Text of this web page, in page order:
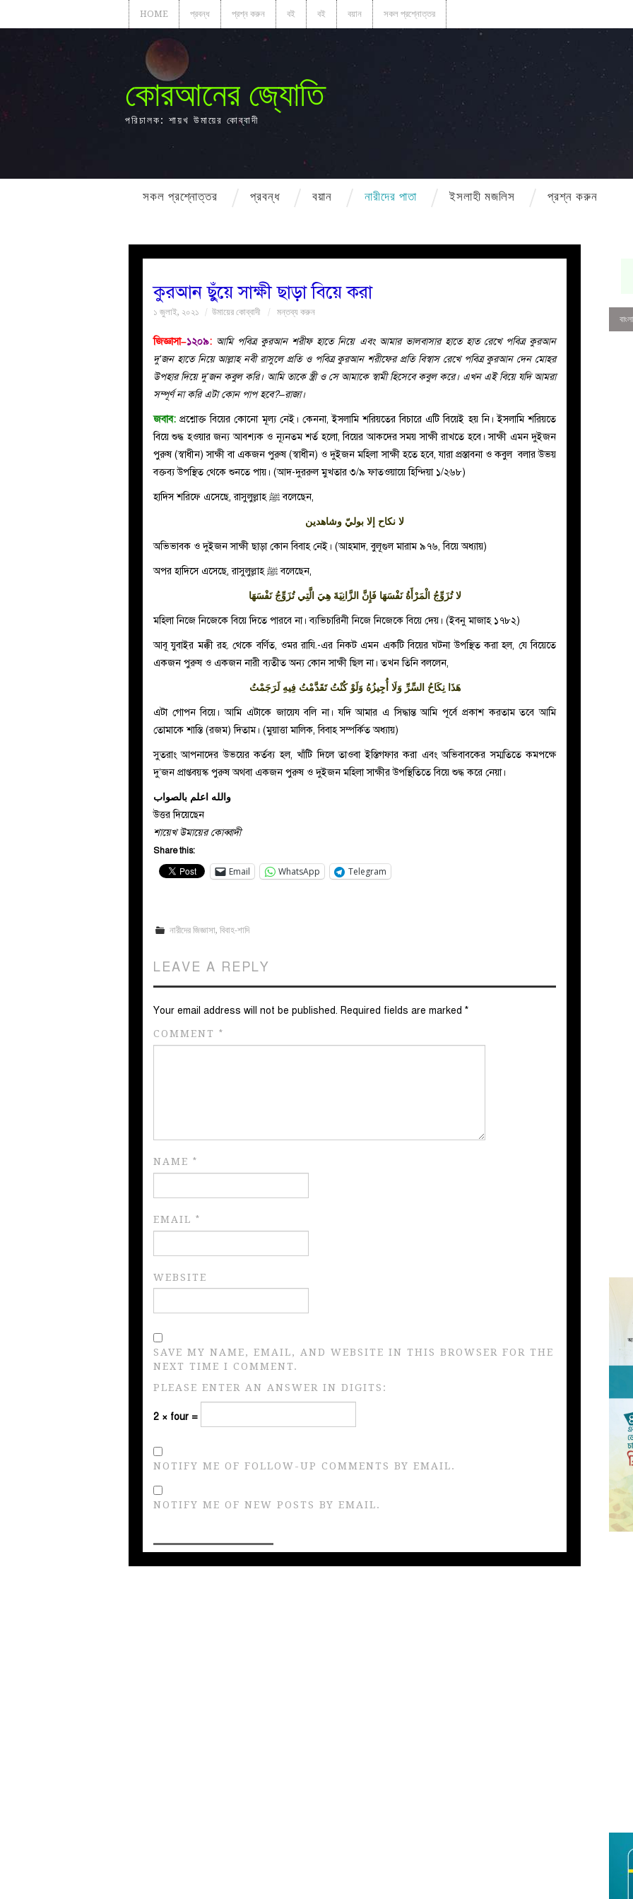
HOME প্রবন্ধ প্রশ্ন করুন বই বই বয়ান সকল প্রশ্নোত্তর
কোরআনের জ্যোতি
পরিচালক: শায়খ উমায়ের কোব্বাদী
সকল প্রশ্নোত্তর প্রবন্ধ বয়ান নারীদের পাতা ইসলাহী মজলিস প্রশ্ন করুন
কুরআন ছুঁয়ে সাক্ষী ছাড়া বিয়ে করা
১ জুলাই, ২০২১ উমায়ের কোব্বাদী মন্তব্য করুন
জিজ্ঞাসা–১২০৯: আমি পবিত্র কুরআন শরীফ হাতে নিয়ে এবং আমার ভালবাসার হাতে হাত রেখে পবিত্র কুরআন
দু’জন হাতে নিয়ে আল্লাহ নবী রাসুলে প্রতি ও পবিত্র কুরআন শরীফের প্রতি বিস্বাস রেখে পবিত্র কুরআন দেন মোহর
উপহার দিয়ে দু’জন কবুল করি। আমি তাকে স্ত্রী ও সে আমাকে স্বামী হিসেবে কবুল করে। এখন এই বিয়ে যদি আমরা
সম্পূর্ণ না করি এটা কোন পাপ হবে?–রাজা।
জবাব: প্রশ্নোক্ত বিয়ের কোনো মূল্য নেই। কেননা, ইসলামি শরিয়তের বিচারে এটি বিয়েই হয় নি। ইসলামি শরিয়তে
বিয়ে শুদ্ধ হওয়ার জন্য আবশ্যক ও ন্যূনতম শর্ত হলো, বিয়ের আকদের সময় সাক্ষী রাখতে হবে। সাক্ষী এমন দুইজন
পুরুষ (স্বাধীন) সাক্ষী বা একজন পুরুষ (স্বাধীন) ও দুইজন মহিলা সাক্ষী হতে হবে, যারা প্রস্তাবনা ও কবুল বলার উভয়
বক্তব্য উপস্থিত থেকে শুনতে পায়। (আদ-দুররুল মুখতার ৩/৯ ফাতওয়ায়ে হিন্দিয়া ১/২৬৮)
হাদিস শরিফে এসেছে, রাসুলুল্লাহ ﷺবলেছেন,
لا نكاح إلا بوليّ وشاهدين
অভিভাবক ও দুইজন সাক্ষী ছাড়া কোন বিবাহ নেই। (আহমাদ, বুলূগুল মারাম ৯৭৬, বিয়ে অধ্যায়)
অপর হাদিসে এসেছে, রাসুলুল্লাহ ﷺবলেছেন,
لا تُزَوِّجُ الْمَرْأَةُ نَفْسَهَا فَإِنَّ الزَّانِيَةَ هِيَ الَّتِي تُزَوِّجُ نَفْسَهَا
মহিলা নিজে নিজেকে বিয়ে দিতে পারবে না। ব্যভিচারিনী নিজে নিজেকে বিয়ে দেয়। (ইবনু মাজাহ ১৭৮২)
আবূ যুবাইর মক্কী রহ. থেকে বর্ণিত, ওমর রাযি.-এর নিকট এমন একটি বিয়ের ঘটনা উপস্থিত করা হল, যে বিয়েতে
একজন পুরুষ ও একজন নারী ব্যতীত অন্য কোন সাক্ষী ছিল না। তখন তিনি বললেন,
هَذَا نِكَاحُ السِّرِّ وَلَا أُجِيزُهُ وَلَوْ كُنْتُ تَقَدَّمْتُ فِيهِ لَرَجَمْتُ
এটা গোপন বিয়ে। আমি এটাকে জায়েয বলি না। যদি আমার এ সিদ্ধান্ত আমি পূর্বে প্রকাশ করতাম তবে আমি
তোমাকে শাস্তি (রজম) দিতাম। (মুয়াত্তা মালিক, বিবাহ সম্পর্কিত অধ্যায়)
সুতরাং আপনাদের উভয়ের কর্তব্য হল, খাঁটি দিলে তাওবা ইস্তিগফার করা এবং অভিবাবকের সম্মতিতে কমপক্ষে
দু’জন প্রাপ্তবয়স্ক পুরুষ অথবা একজন পুরুষ ও দুইজন মহিলা সাক্ষীর উপস্থিতিতে বিয়ে শুদ্ধ করে নেয়া।
والله اعلم بالصواب
উত্তর দিয়েছেন
শায়েখ উমায়ের কোব্বাদী
Share this:
Email WhatsApp Telegram
নারীদের জিজ্ঞাসা,বিবাহ-শাদি
LEAVE A REPLY
Your email address will not be published. Required fields are marked *
COMMENT *
NAME *
EMAIL *
WEBSITE
SAVE MY NAME, EMAIL, AND WEBSITE IN THIS BROWSER FOR THE
NEXT TIME I COMMENT.
PLEASE ENTER AN ANSWER IN DIGITS:
2 × four =
NOTIFY ME OF FOLLOW-UP COMMENTS BY EMAIL.
NOTIFY ME OF NEW POSTS BY EMAIL.